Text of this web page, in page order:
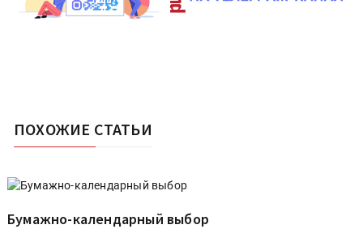
ПОХОЖИЕ СТАТЬИ
Бумажно-календарный выбор